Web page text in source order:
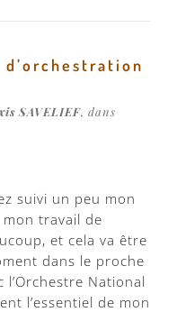
SAVELIEF, dans
suivi un peu mon
travail de
et cela va être
dans le proche
National
l’essentiel de mon